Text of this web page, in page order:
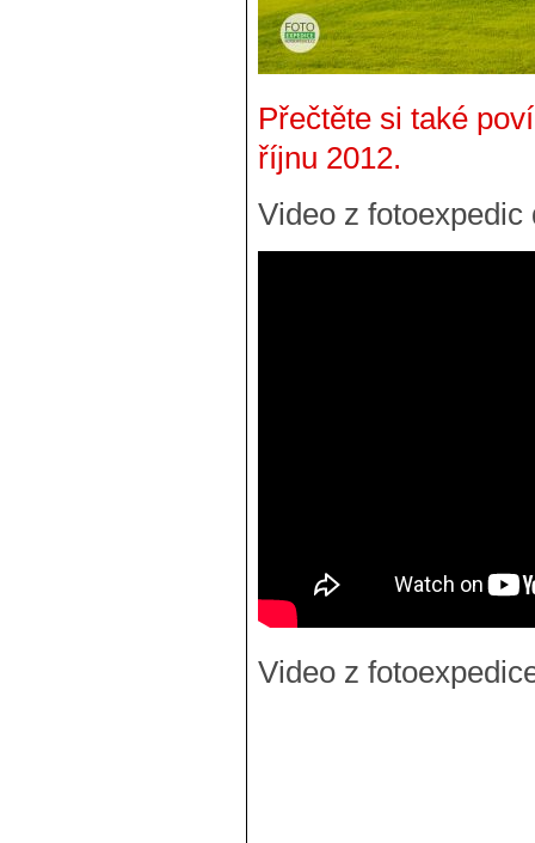
Přečtěte si také
říjnu 2012.
Video z fotoexpedic
Video z